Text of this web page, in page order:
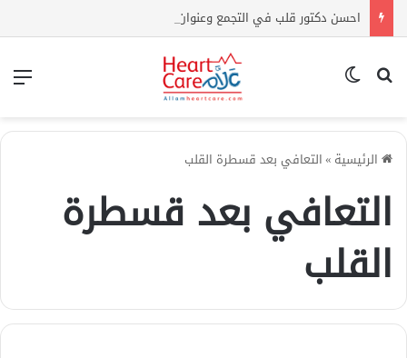
احسن دكتور قلب في التجمع وعنوان المركز وارقام التواصل
بحث عن
الرئيسية »التعافي بعد قسطرة القلب
التعافي بعد قسطرة
القلب